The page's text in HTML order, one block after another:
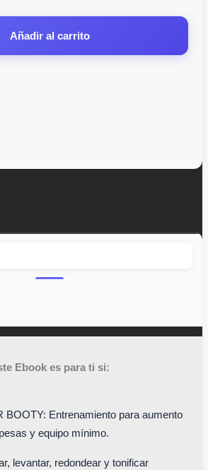
Añadir al carrito
Ebook es para ti si:
BOOTY: Entrenamiento para aumento
y equipo mínimo.
levantar, redondear y tonificar